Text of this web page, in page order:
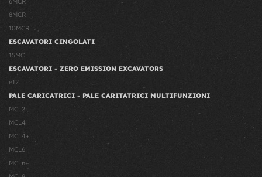
8MCR
10MCR
ESCAVATORI CINGOLATI
15MC
ESCAVATORI - ZERO EMISSION EXCAVATORS
e12
PALE CARICATRICI - PALE CARITATRICI MULTIFUNZIONI
MCL2
MCL4
MCL4+
MCL6
MCL6+